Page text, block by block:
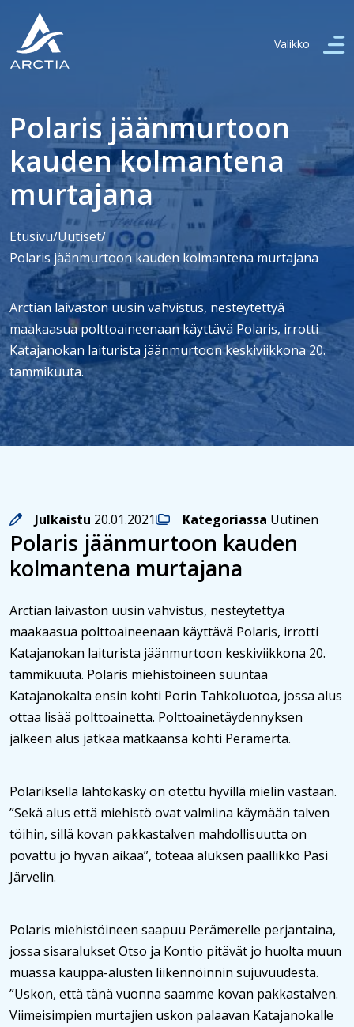
Valikko
Polaris jäänmurtoon
kauden kolmantena
murtajana
Etusivu/Uutiset/
Polaris jäänmurtoon kauden kolmantena murtajana
Arctian laivaston uusin vahvistus, nesteytettyä
maakaasua polttoaineenaan käyttävä Polaris, irrotti
Katajanokan laiturista jäänmurtoon keskiviikkona 20.
tammikuuta.
Julkaistu 20.01.2021 Kategoriassa Uutinen
Polaris jäänmurtoon kauden
kolmantena murtajana
Arctian laivaston uusin vahvistus, nesteytettyä
maakaasua polttoaineenaan käyttävä Polaris, irrotti
Katajanokan laiturista jäänmurtoon keskiviikkona 20.
tammikuuta. Polaris miehistöineen suuntaa
Katajanokalta ensin kohti Porin Tahkoluotoa, jossa alus
ottaa lisää polttoainetta. Polttoainetäydennyksen
jälkeen alus jatkaa matkaansa kohti Perämerta.
Polariksella lähtökäsky on otettu hyvillä mielin vastaan.
”Sekä alus että miehistö ovat valmiina käymään talven
töihin, sillä kovan pakkastalven mahdollisuutta on
povattu jo hyvän aikaa”, toteaa aluksen päällikkö Pasi
Järvelin.
Polaris miehistöineen saapuu Perämerelle perjantaina,
jossa sisaralukset Otso ja Kontio pitävät jo huolta muun
muassa kauppa-alusten liikennöinnin sujuvuudesta.
”Uskon, että tänä vuonna saamme kovan pakkastalven.
Viimeisimpien murtajien uskon palaavan Katajanokalle